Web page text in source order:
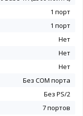
1 порт
1 порт
Нет
Нет
Нет
Без COM порта
Без PS/2
7 портов